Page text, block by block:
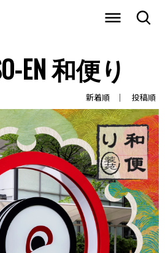
EN 和便り
新着順 投稿順